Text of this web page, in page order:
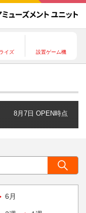
イズ 設置ゲーム機
8月7日 OPEN時点
6月